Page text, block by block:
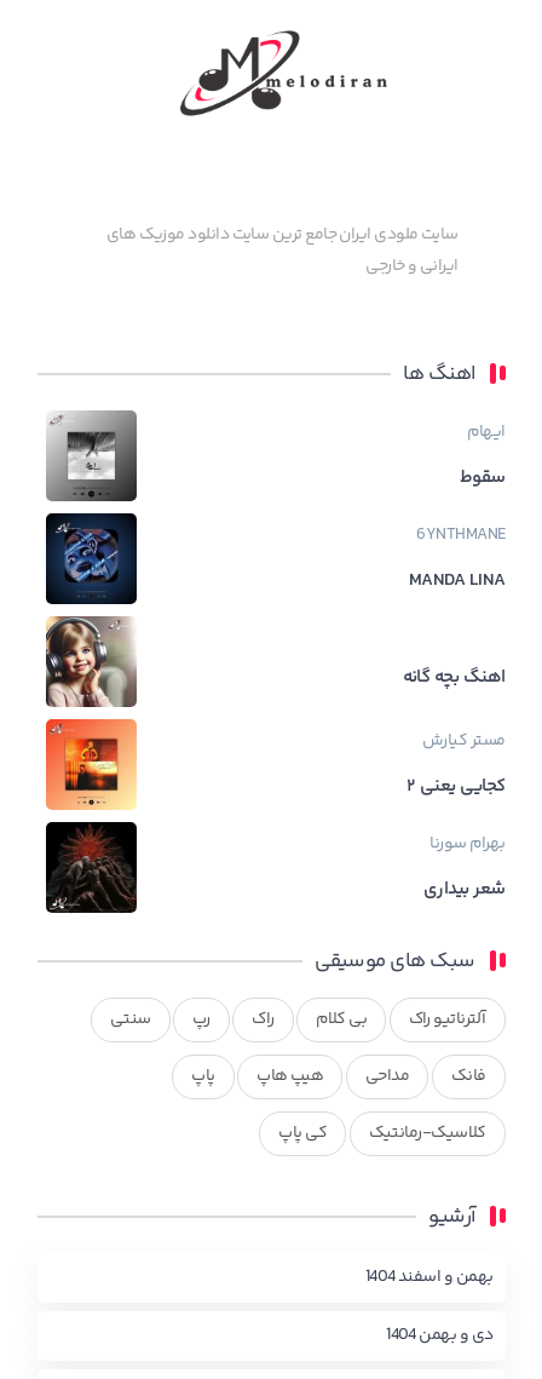
سایت ملودی ایران جامع ترین سایت دانلود موزیک های
ایرانی و خارجی
اهنگ ها
ایهام
سقوط
6YNTHMANE
MANDA LINA
اهنگ بچه گانه
مستر کیارش
کجایی یعنی ۲
بهرامسورنا
شعر بیداری
سبک های موسیقی
آلترناتیو راک بی کلام راک رپ سنتی
فانک مداحی هیپ هاپ پاپ
کلاسیک-رمانتیک کی پاپ
آرشیو
بهمن و اسفند 1404
دی و بهمن 1404